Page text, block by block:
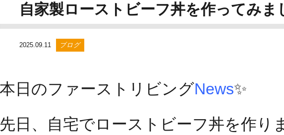
自家製ローストビーフ丼を作ってみま
2025.09.11 ブログ
本日のファーストリビングNews✨
先日、自宅でローストビーフ丼を作り